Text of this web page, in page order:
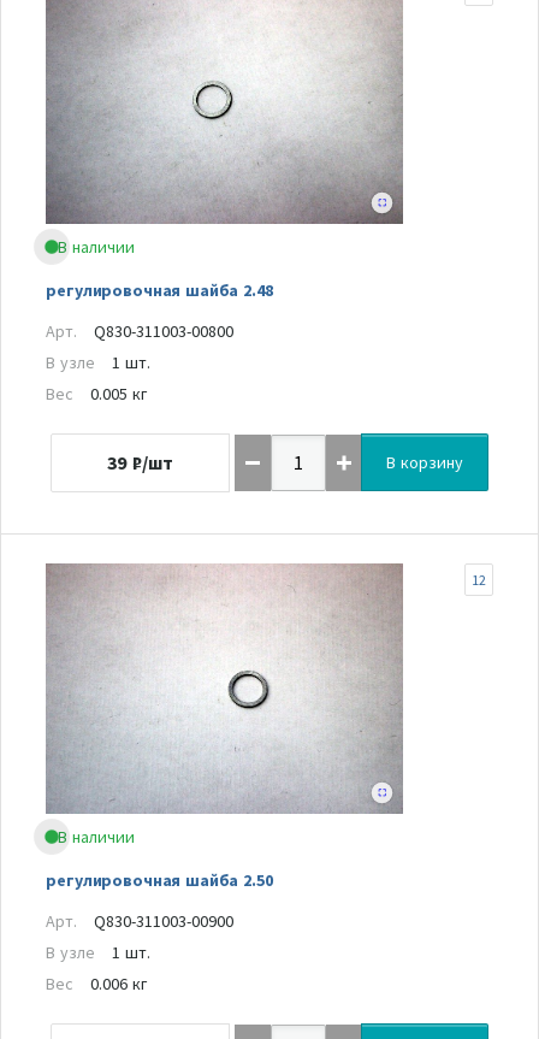
В наличии
регулировочная шайба 2.48
Арт.
Q830-311003-00800
В узле
1 шт.
Вес
0.005 кг
39 ₽/шт В корзину
В наличии
регулировочная шайба 2.50
12
Арт.
Q830-311003-00900
В узле
1 шт.
Вес
0.006 кг